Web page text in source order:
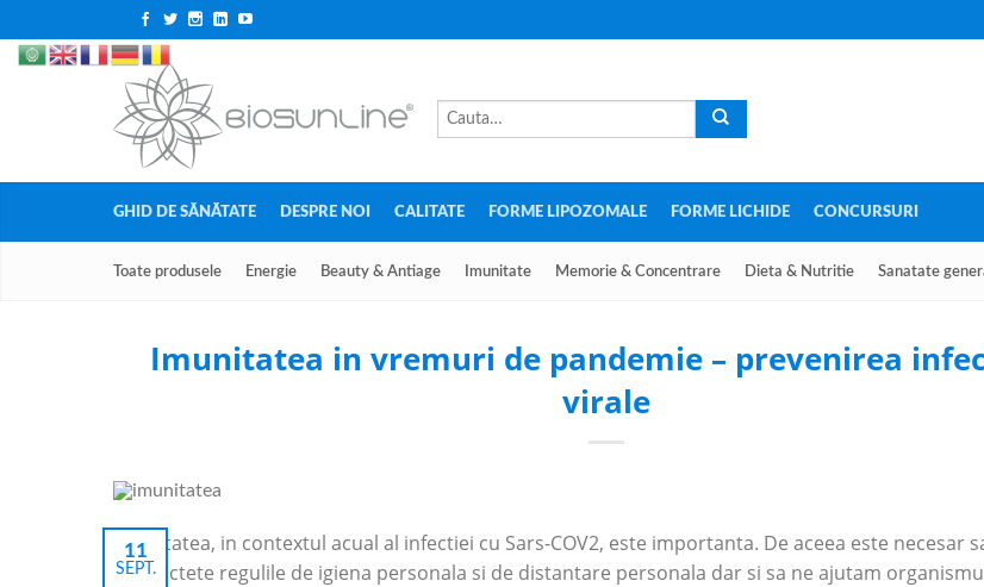
GHID DE SĂNĂTATE DESPRE NOI CALITATE FORME LIPOZOMALE FORME LICHIDE CONCURSURI
Toate produsele Energie Beauty & Antiage Imunitate Memorie & Concentrare Dieta & Nutritie Sanatate
Imunitatea in vremuri de pandemie – prevenirea
virale
11
SEPT.
Imunitatea, in contextul acual al infectiei cu Sars-COV2, este importanta. De aceea este necesar
cu strictete regulile de igiena personala si de distantare personala dar si sa ne ajutam